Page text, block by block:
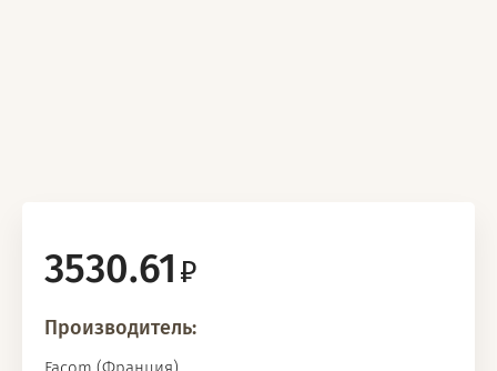
3530.61
Производитель: